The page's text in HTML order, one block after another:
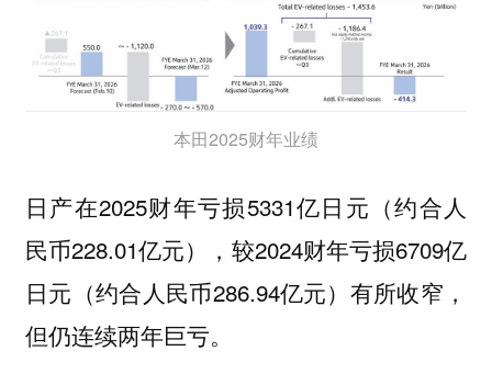
本田2025财年业绩
日产在2025财年亏损5331亿日元（约合人
民币228.01亿元），较2024财年亏损6709亿
日元（约合人民币286.94亿元）有所收窄，
但仍连续两年巨亏。